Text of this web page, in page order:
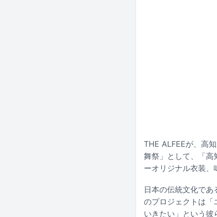
THE ALFEEが、高
舞祭」として、「高
ーオリジナル衣装
日本の伝統文化で
のプロジェクトは「
いきたい」という